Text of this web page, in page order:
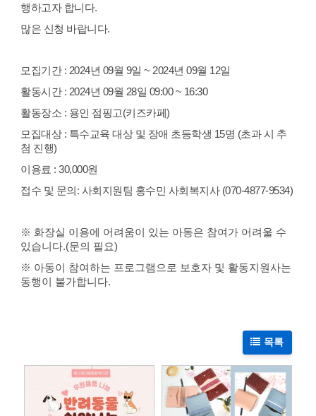
행하고자 합니다.
많은 신청 바랍니다.
모집기간 : 2024년 09월 9일 ~ 2024년 09월 12일
활동시간 : 2024년 09월 28일 09:00 ~ 16:30
활동장소 : 용인 점핑고(키즈카페)
모집대상 : 특수교육 대상 및 장애 초등학생 15명 (초과 시 추
첨 진행)
이용료 : 30,000원
접수 및 문의: 사회지원팀 홍수민 사회복지사 (070-4877-9534)
※ 화장실 이용에 어려움이 있는 아동은 참여가 어려울 수
있습니다.(문의 필요)
※ 아동이 참여하는 프로그램으로 보호자 및 활동지원사는
동행이 불가합니다.
목록